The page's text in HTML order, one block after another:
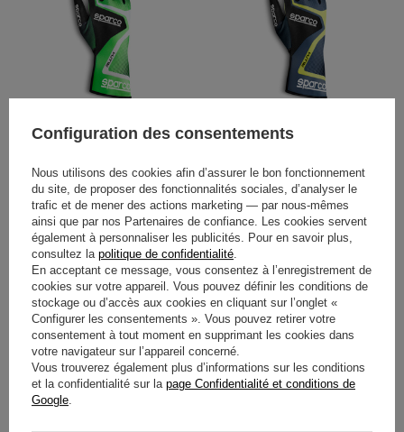
GANTS SPARCO RUSH MY20
47,00 € / article
GANTS SPARCO RUSH MY20
47,00 € / article
GANTS SPARCO K-TIDE+ 8877-
Configuration des consentements
Nous utilisons des cookies afin d’assurer le bon fonctionnement
du site, de proposer des fonctionnalités sociales, d’analyser le
trafic et de mener des actions marketing — par nous-mêmes
ainsi que par nos Partenaires de confiance. Les cookies servent
également à personnaliser les publicités. Pour en savoir plus,
consultez la politique de confidentialité
En acceptant ce message, vous consentez à l’enregistrement de
cookies sur votre appareil. Vous pouvez définir les conditions de
stockage ou d’accès aux cookies en cliquant sur l’onglet «
Configurer les consentements ». Vous pouvez retirer votre
consentement à tout moment en supprimant les cookies dans
votre navigateur sur l’appareil concerné.
Vous trouverez également plus d’informations sur les conditions
et la confidentialité sur la page Confidentialité et conditions de
Google